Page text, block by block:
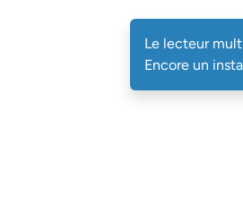
Le lecteur
Encore un